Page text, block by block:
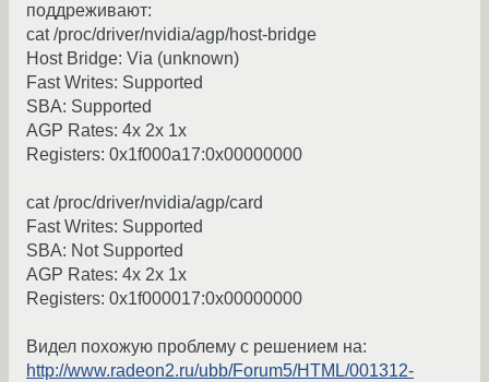
поддреживают:
cat /proc/driver/nvidia/agp/host-bridge
Host Bridge: Via (unknown)
Fast Writes: Supported
SBA: Supported
AGP Rates: 4x 2x 1x
Registers: 0x1f000a17:0x00000000
cat /proc/driver/nvidia/agp/card
Fast Writes: Supported
SBA: Not Supported
AGP Rates: 4x 2x 1x
Registers: 0x1f000017:0x00000000
Видел похожую проблему с решением на:
http://www.radeon2.ru/ubb/Forum5/HTML/001312-